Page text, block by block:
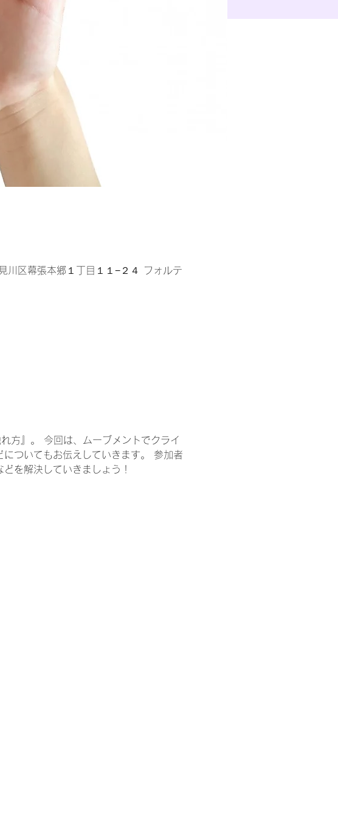
区幕張本郷１丁目１１−２４ フォルテ
方』。 今回は、ムーブメントでクライ
ついてもお伝えしていきます。 参加者
を解決していきましょう！